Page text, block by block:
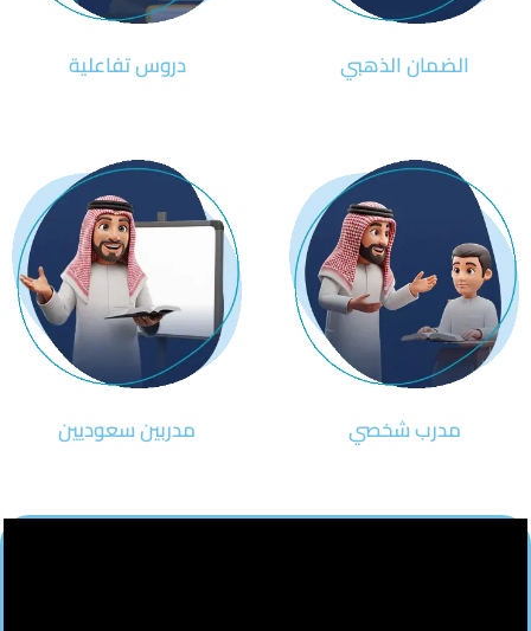
الضمان الذهبي دروس تفاعلية
مدرب شخصي مدربين سعوديين